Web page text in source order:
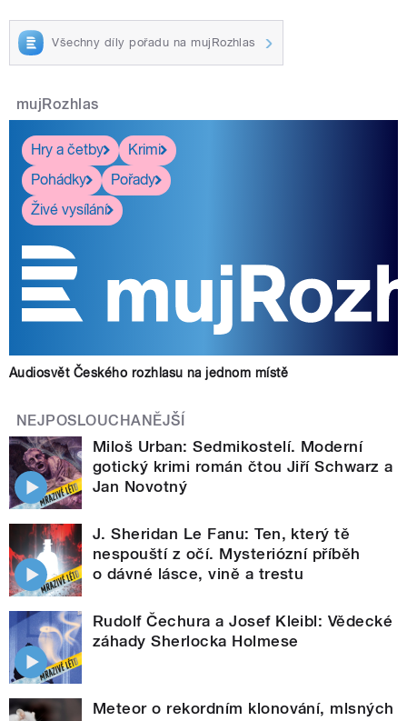
Všechny díly pořadu na mujRozhlas
mujRozhlas
Hry a četby
Krimi
Pohádky
Pořady
Živé vysílání
Audiosvět Českého rozhlasu na jednom místě
NEJPOSLOUCHANĚJŠÍ
Miloš Urban: Sedmikostelí. Moderní
gotický krimi román čtou Jiří Schwarz a
Jan Novotný
J. Sheridan Le Fanu: Ten, který tě
nespouští z očí. Mysteriózní příběh
o dávné lásce, vině a trestu
Rudolf Čechura a Josef Kleibl: Vědecké
záhady Sherlocka Holmese
Meteor o rekordním klonování, mlsných